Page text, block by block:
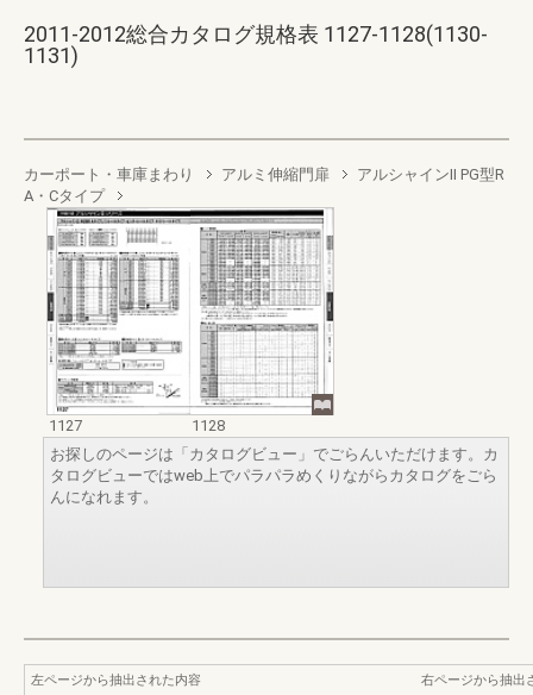
2011-2012総合カタログ規格表 1127-1128(1130-
1131)
カーポート・車庫まわり アルミ伸縮門扉
アルシャインII PG型R
A・Cタイプ
1127
1128
お探しのページは「カタログビュー」でごらんいただけます。カ
タログビューではweb上でパラパラめくりながらカタログをごら
んになれます。
左ページから抽出された内容
右ページから抽出